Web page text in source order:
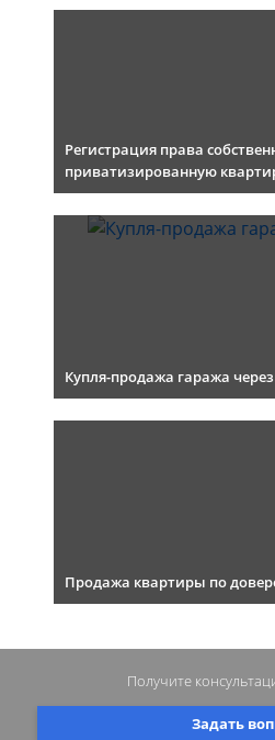
Регистрация права
приватизированную
Купля-продажа гаража
Продажа квартиры по
Задать
Получите